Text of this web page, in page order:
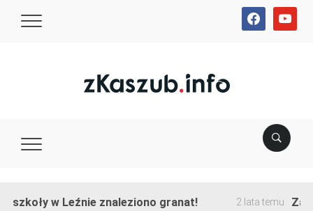
facebookyoutube
szkoły w Leźnie znaleziono granat! 2 lata temu